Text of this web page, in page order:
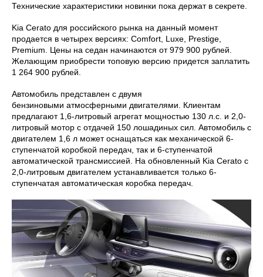
Технические характеристики новинки пока держат в секрете.
Kia Cerato для российского рынка на данный момент
продается в четырех версиях: Comfort, Luxe, Prestige,
Premium. Цены на седан начинаются от 979 900 рублей.
Желающим приобрести топовую версию придется заплатить
1 264 900 рублей.
Автомобиль представлен с двумя
бензиновыми атмосферными двигателями. Клиентам
предлагают 1,6-литровый агрегат мощностью 130 л.с. и 2,0-
литровый мотор с отдачей 150 лошадиных сил. Автомобиль с
двигателем 1,6 л может оснащаться как механической 6-
ступенчатой коробкой передач, так и 6-ступенчатой
автоматической трансмиссией. На обновленный Kia Cerato с
2,0-литровым двигателем устанавливается только 6-
ступенчатая автоматическая коробка передач.